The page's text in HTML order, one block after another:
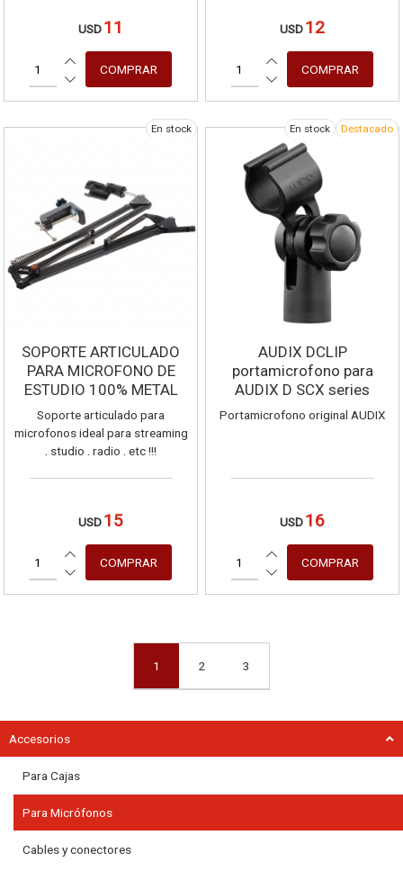
Accesorios
Para Cajas
Para Micrófonos
Cables y conectores
USD11 USD12
En stock
SOPORTE ARTICULADO
PARA MICROFONO DE
ESTUDIO 100% METAL
Soporte articulado para
microfonos ideal para streaming
, studio , radio , etc !!!
USD15
En stock Destacado
AUDIX DCLIP
portamicrofono para
AUDIX D SCX series
A133 A131 ADX51
Portamicrofono original AUDIX
USD16
1 2 3